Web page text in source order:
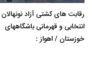
رقابت های کشتی آزاد نونهالان
انتخابی و قهرمانی باشگاههای
خوزستان / اهواز :